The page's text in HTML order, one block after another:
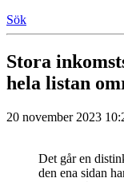
Sök
Stora
hela listan
20 november 2023
Det går en
den ena sidan